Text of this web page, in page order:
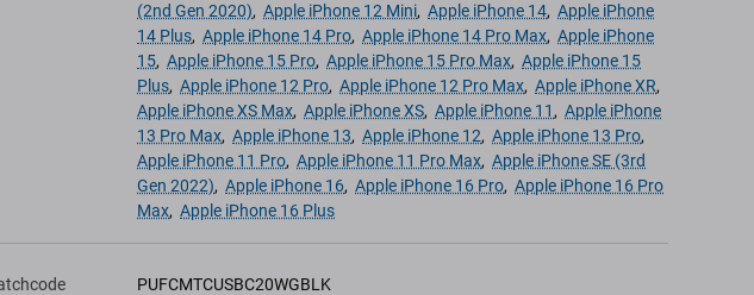
(2nd Gen 2020), Apple iPhone 12 Mini, Apple iPhone 14, Apple iPhone
14 Plus, Apple iPhone 14 Pro, Apple iPhone 14 Pro Max, Apple iPhone
15, Apple iPhone 15 Pro, Apple iPhone 15 Pro Max, Apple iPhone 15
Plus, Apple iPhone 12 Pro, Apple iPhone 12 Pro Max, Apple iPhone XR,
Apple iPhone XS Max, Apple iPhone XS, Apple iPhone 11 , Apple iPhone
13 Pro Max, Apple iPhone 13, Apple iPhone 12, Apple iPhone 13 Pro,
Apple iPhone 11 Pro, Apple iPhone 11 Pro Max, Apple iPhone SE (3rd
Gen 2022), Apple iPhone 16, Apple iPhone 16 Pro, Apple iPhone 16 Pro
Max, Apple iPhone 16 Plus
PUFCMTCUSBC20WGBLK